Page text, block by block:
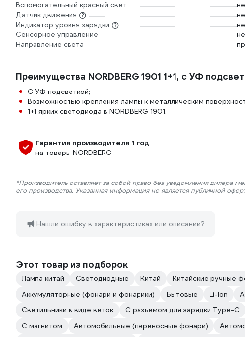
Вспомогательный красный свет
Датчик движения
Индикатор уровня зарядки
Сенсорное управление
Направление света
Преимущества NORDBERG 1901 1+1, с УФ
С УФ подсветкой;
Возможностью крепления лампы к металлическим
1+1 ярких светодиода в NORDBERG 1901.
Гарантия производителя 1 год
на товары NORDBERG
*Производитель оставляет за собой право без уведомления дилера
его производства. Указанная информация не является публичной
Нашли ошибку в характеристиках или описании?
Этот товар из подборок
Лампа китай Светодиодные Китай Китайские ручные
Аккумуляторные (фонари и фонарики)
Бытовые Li-Ion
Светильники в виде веток
С разъемом для зарядки Тype-C
С магнитом
Автомобильные (переносные фонари)